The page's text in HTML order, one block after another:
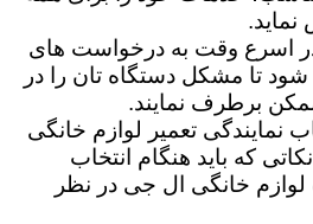
نماید.
اسرع وقت به درخواست های
تا مشکل دستگاه تان را در
برطرف نمایند.
نمایندگی تعمیر لوازم خانگی
که باید هنگام انتخاب
لوازم خانگی ال جی در نظر